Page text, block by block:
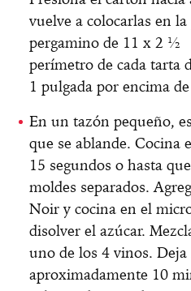
vuelve a colocarlas en
pergamino de 11 x 2 ½
perímetro de cada tarta
1 pulgada por encima
En un tazón pequeño,
que se ablande. Cocina
15 segundos o hasta
moldes separados.
Noir y cocina en el
disolver el azúcar.
uno de los 4 vinos.
aproximadamente 10